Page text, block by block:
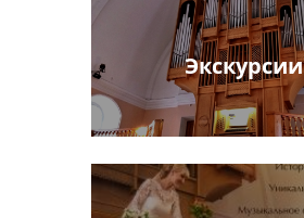
Экскурсии